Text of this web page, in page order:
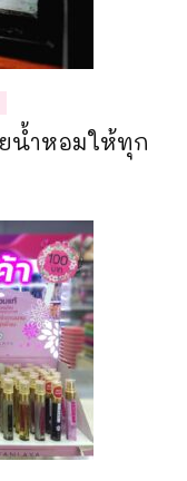
น้ำหอมให้ทุก